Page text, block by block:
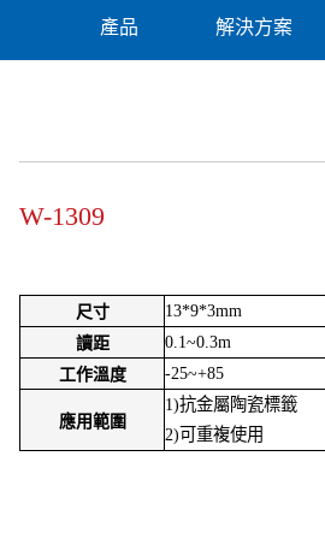
產品 解決方案
W-1309
尺寸 13*9*3mm
讀距 0.1~0.3m
工作溫度 -25~+85
應用範圍
1)抗金屬陶瓷標籤
2)可重複使用